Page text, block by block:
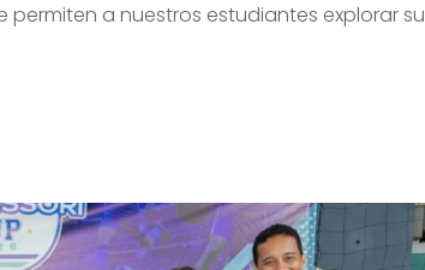
a nuestros estudiantes explorar